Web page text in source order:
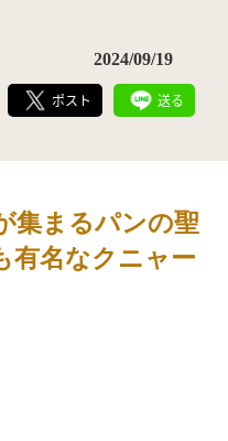
2024/09/19
ポスト 送る
集まるパンの聖
有名なクニャー